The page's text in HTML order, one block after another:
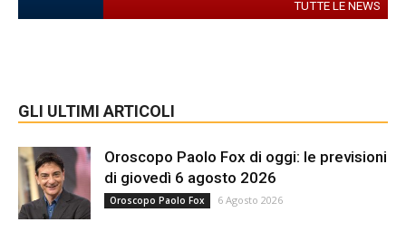
TUTTE LE NEWS
GLI ULTIMI ARTICOLI
Oroscopo Paolo Fox di oggi: le previsioni
di giovedì 6 agosto 2026
Oroscopo Paolo Fox 6 Agosto 2026